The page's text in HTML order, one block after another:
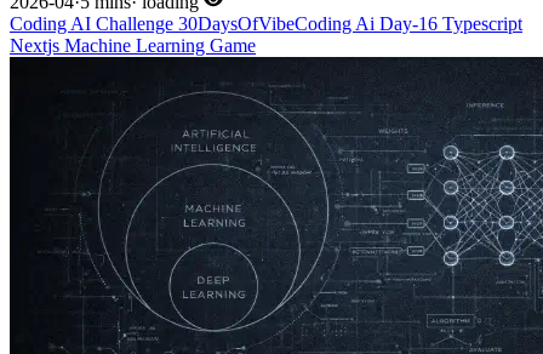
Coding AI Challenge 30DaysOfVibeCoding Ai Day-16 Typescript
Nextjs Machine Learning Game